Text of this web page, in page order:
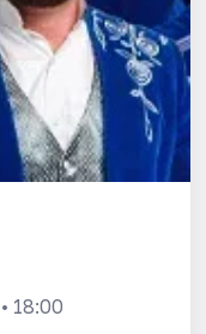
18:00